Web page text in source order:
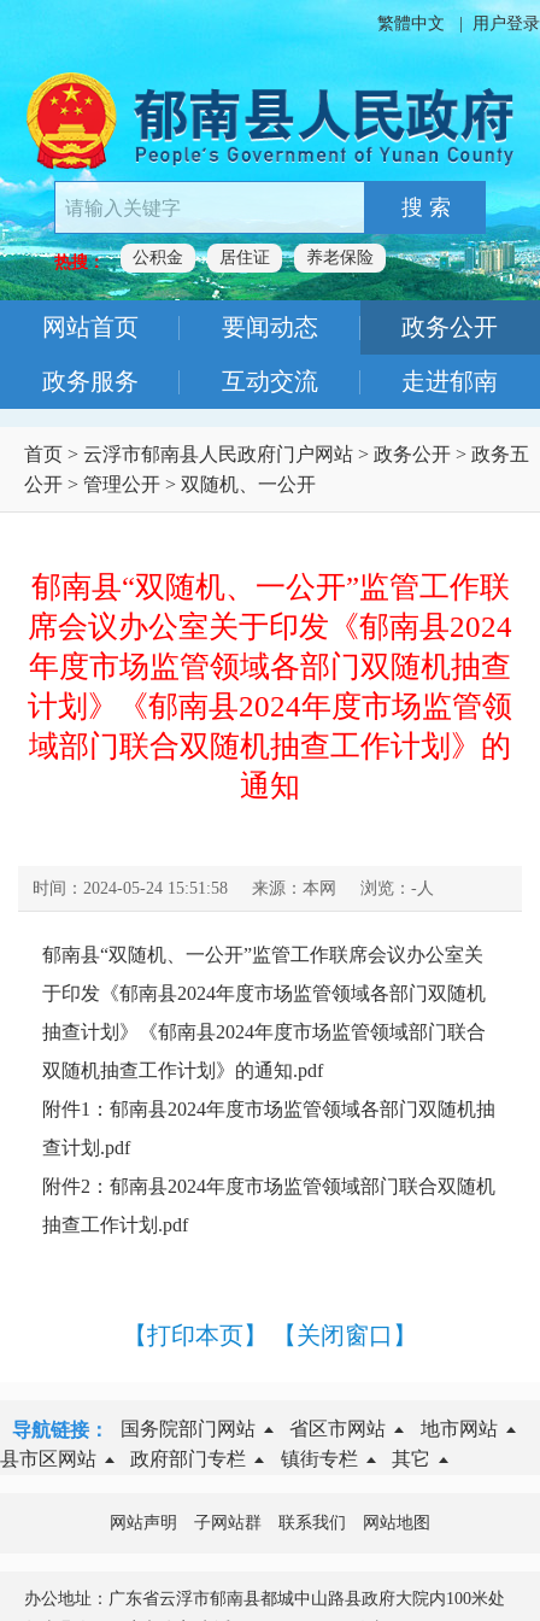
繁體中文 用户登录
搜 索
热搜： 公积金 居住证 养老保险
网站首页 要闻动态 政务公开
政务服务 互动交流 走进郁南
首页 > 云浮市郁南县人民政府门户网站 > 政务公开 > 政务五
公开 > 管理公开 > 双随机、一公开
郁南县“双随机、一公开”监管工作联
席会议办公室关于印发《郁南县2024
年度市场监管领域各部门双随机抽查
计划》《郁南县2024年度市场监管领
域部门联合双随机抽查工作计划》的
通知
时间：2024-05-24 15:51:58 来源：本网 浏览： - 人
郁南县“双随机、一公开”监管工作联席会议办公室关
于印发《郁南县2024年度市场监管领域各部门双随机
抽查计划》《郁南县2024年度市场监管领域部门联合
双随机抽查工作计划》的通知.pdf
附件1：郁南县2024年度市场监管领域各部门双随机抽
查计划.pdf
附件2：郁南县2024年度市场监管领域部门联合双随机
抽查工作计划.pdf
【打印本页】 【关闭窗口】
导航链接： 国务院部门网站 省区市网站
地市网站
县市区网站
政府部门专栏 镇街专栏 其它
网站声明 子网站群 联系我们 网站地图
办公地址：广东省云浮市郁南县都城中山路县政府大院内100米处